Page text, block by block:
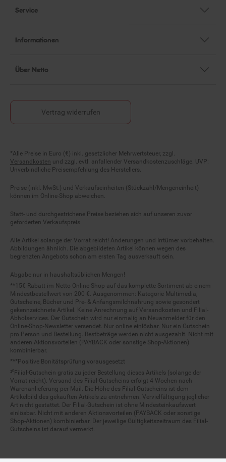
Service
Informationen
Über Netto
Vertrag widerrufen
Fußnoten
*Alle Preise in Euro (€) inkl. gesetzlicher Mehrwertsteuer, zzgl.
Versandkostenund zzgl. evtl. anfallender Versandkostenzuschläge. UVP:
Unverbindliche Preisempfehlung des Herstellers.
Preise (inkl. MwSt.) und Verkaufseinheiten (Stückzahl/Mengeneinheit)
können im Online-Shop abweichen.
Statt- und durchgestrichene Preise beziehen sich auf unseren zuvor
geforderten Verkaufspreis.
Alle Artikel solange der Vorrat reicht! Änderungen und Irrtümer vorbehalten.
Abbildungen ähnlich. Die abgebildeten Artikel können wegen des
begrenzten Angebots schon am ersten Tag ausverkauft sein.
Abgabe nur in haushaltsüblichen Mengen!
**15€ Rabatt im Netto Online-Shop auf das komplette Sortiment ab einem
Mindestbestellwert von 200 €. Ausgenommen: Kategorie Multimedia,
Gutscheine, Bücher und Pre- & Anfangsmilchnahrung sowie gesondert
gekennzeichnete Artikel. Keine Anrechnung auf Versandkosten und Filial-
Abholservices. Der Gutschein wird nur einmalig an Neuanmelder für den
Online-Shop-Newsletter versendet. Nur online einlösbar. Nur ein Gutschein
pro Person und Bestellung. Restbeträge werden nicht ausgezahlt. Nicht mit
anderen Aktionsvorteilen (PAYBACK oder sonstige Shop-Aktionen)
kombinierbar.
***Positive Bonitätsprüfung vorausgesetzt
²⁰Filial-Gutschein gratis zu jeder Bestellung dieses Artikels (solange der
Vorrat reicht). Versand des Filial-Gutscheins erfolgt 4 Wochen nach
Warenanlieferung per Mail. Die Höhe des Filial-Gutscheins ist dem
Artikelbild des gekauften Artikels zu entnehmen. Vervielfältigung jeglicher
Art nicht gestattet. Der Filial-Gutschein ist ohne Mindesteinkaufswert
einlösbar. Nicht mit anderen Aktionsvorteilen (PAYBACK oder sonstige
Shop-Aktionen) kombinierbar. Der jeweilige Gültigkeitszeitraum des Filial-
Gutscheins ist darauf vermerkt.